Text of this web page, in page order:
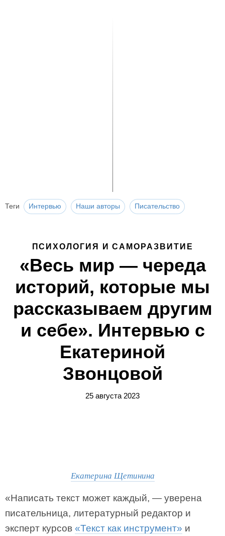
Теги Интервью Наши авторы Писательство
ПСИХОЛОГИЯ И САМОРАЗВИТИЕ
«Весь мир — череда
историй, которые мы
рассказываем другим
и себе». Интервью с
Екатериной
Звонцовой
25 августа 2023
Екатерина Щетинина
«Написать текст может каждый, — уверена
писательница, литературный редактор и
эксперт курсов «Текст как инструмент» и